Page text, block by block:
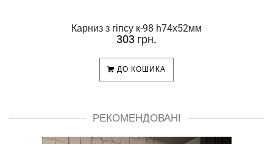
Карниз з гіпсу к-98 h74х52мм
303 грн.
ДО КОШИКА
РЕКОМЕНДОВАНІ